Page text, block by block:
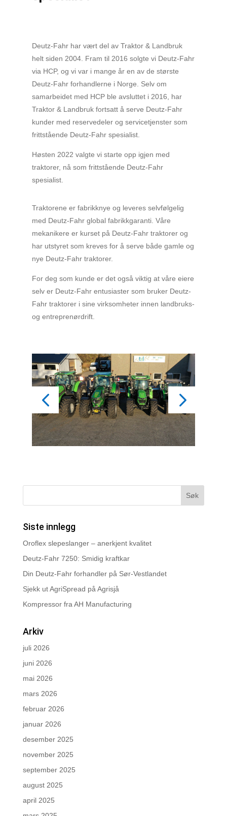
Deutz-Fahr har vært del av Traktor & Landbruk
helt siden 2004. Fram til 2016 solgte vi Deutz-Fahr
via HCP, og vi var i mange år en av de største
Deutz-Fahr forhandlerne i Norge. Selv om
samarbeidet med HCP ble avsluttet i 2016, har
Traktor & Landbruk fortsatt å serve Deutz-Fahr
kunder med reservedeler og servicetjenster som
frittstående Deutz-Fahr spesialist.
Høsten 2022 valgte vi starte opp igjen med
traktorer, nå som frittstående Deutz-Fahr
spesialist.
Traktorene er fabrikknye og leveres selvfølgelig
med Deutz-Fahr global fabrikkgaranti. Våre
mekanikere er kurset på Deutz-Fahr traktorer og
har utstyret som kreves for å serve både gamle og
nye Deutz-Fahr traktorer.
For deg som kunde er det også viktig at våre eiere
selv er Deutz-Fahr entusiaster som bruker Deutz-
Fahr traktorer i sine virksomheter innen landbruks-
og entreprenørdrift.
Siste innlegg
Oroflex slepeslanger – anerkjent kvalitet
Deutz-Fahr 7250: Smidig kraftkar
Din Deutz-Fahr forhandler på Sør-Vestlandet
Sjekk ut AgriSpread på Agrisjå
Kompressor fra AH Manufacturing
Arkiv
juli 2026
juni 2026
mai 2026
mars 2026
februar 2026
januar 2026
desember 2025
november 2025
september 2025
august 2025
april 2025